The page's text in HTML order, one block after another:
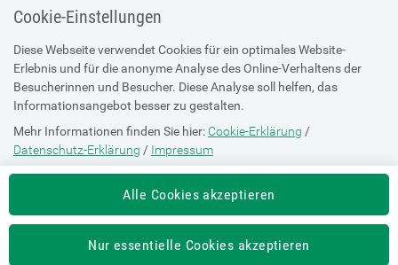
Cookie-Einstellungen
Diese Webseite verwendet Cookies für ein optimales Website-
Erlebnis und für die anonyme Analyse des Online-Verhaltens der
Besucherinnen und Besucher. Diese Analyse soll helfen, das
Informationsangebot besser zu gestalten.
Mehr Informationen finden Sie hier: Cookie-Erklärung /
Datenschutz-Erklärung / Impressum
Die Einstellung können Sie jederzeit auf der Seite "Cookie-Erklärung"
Alle Cookies akzeptieren
Nur essentielle Cookies akzeptieren
Kontakt
Offene Stellen
Presse
Browser-Info & Sicherheit
Hilfe zur Suche
Technische Unterstützung
DATENSCHUTZ
Cookie-Erklärung
Datenschutz-Erklärung
Impressum
Nutzungsbestimmungen